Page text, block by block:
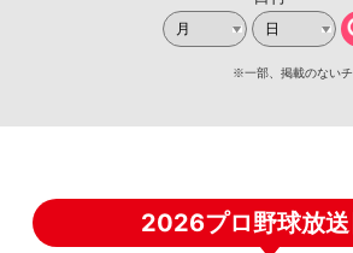
2026プロ野球放